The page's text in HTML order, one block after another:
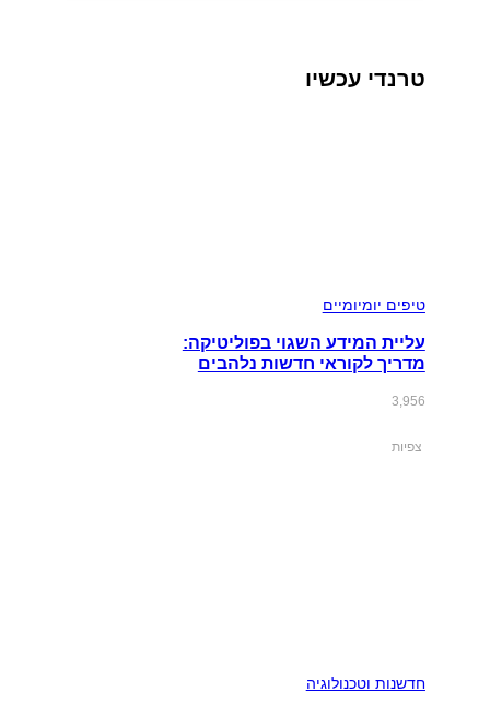
טרנדי עכשיו
טיפים יומיומיים
עליית המידע השגוי בפוליטיקה:
מדריך לקוראי חדשות נלהבים
3,956
צפיות
חדשנות וטכנולוגיה